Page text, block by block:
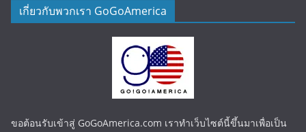
เกี่ยวกับพวกเรา GoGoAmerica
ขอต้อนรับเข้าสู่ GoGoAmerica.com เราทำเว็บไซต์นี้ขึ้นมาเพื่อเป็น